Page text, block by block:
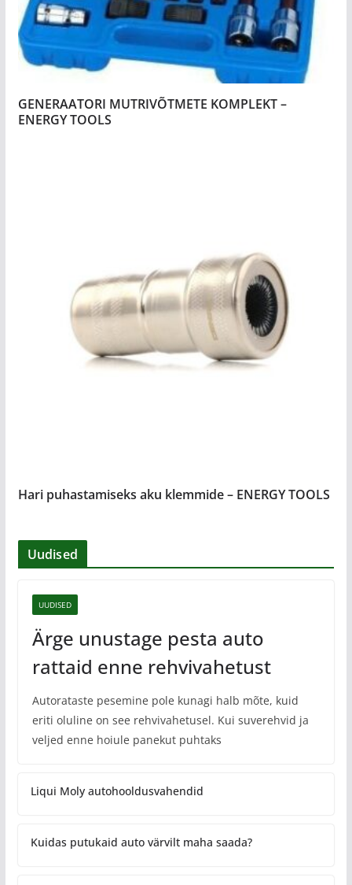
GENERAATORI MUTRIVÕTMETE KOMPLEKT –
ENERGY TOOLS
Hari puhastamiseks aku klemmide – ENERGY TOOLS
Uudised
UUDISED
Ärge unustage pesta auto
rattaid enne rehvivahetust
Autorataste pesemine pole kunagi halb mõte, kuid
eriti oluline on see rehvivahetusel. Kui suverehvid ja
veljed enne hoiule panekut puhtaks
Liqui Moly autohooldusvahendid
Kuidas putukaid auto värvilt maha saada?